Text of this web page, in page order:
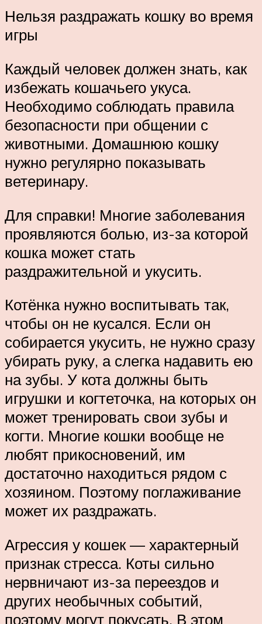
Нельзя раздражать кошку во время
игры
Каждый человек должен знать, как
избежать кошачьего укуса.
Необходимо соблюдать правила
безопасности при общении с
животными. Домашнюю кошку
нужно регулярно показывать
ветеринару.
Для справки! Многие заболевания
проявляются болью, из-за которой
кошка может стать
раздражительной и укусить.
Котёнка нужно воспитывать так,
чтобы он не кусался. Если он
собирается укусить, не нужно сразу
убирать руку, а слегка надавить ею
на зубы. У кота должны быть
игрушки и когтеточка, на которых он
может тренировать свои зубы и
когти. Многие кошки вообще не
любят прикосновений, им
достаточно находиться рядом с
хозяином. Поэтому поглаживание
может их раздражать.
Агрессия у кошек — характерный
признак стресса. Коты сильно
нервничают из-за переездов и
других необычных событий,
поэтому могут покусать. В этом